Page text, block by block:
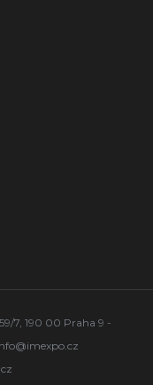
7, 190 00 Praha 9 -